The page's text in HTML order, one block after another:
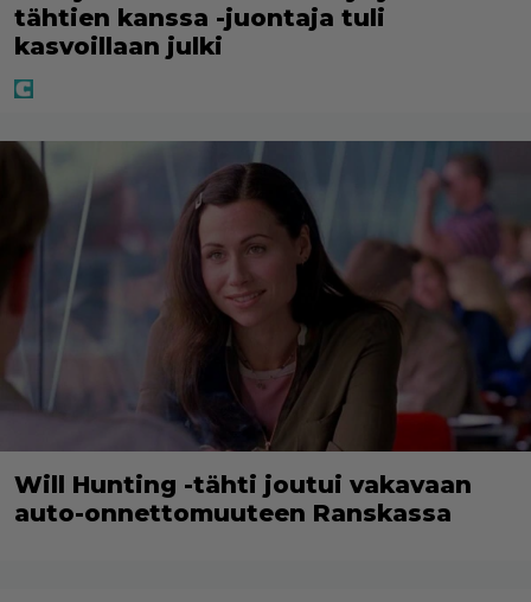
tähtien kanssa -juontaja tuli
kasvoillaan julki
Will Hunting -tähti joutui vakavaan
auto-onnettomuuteen Ranskassa